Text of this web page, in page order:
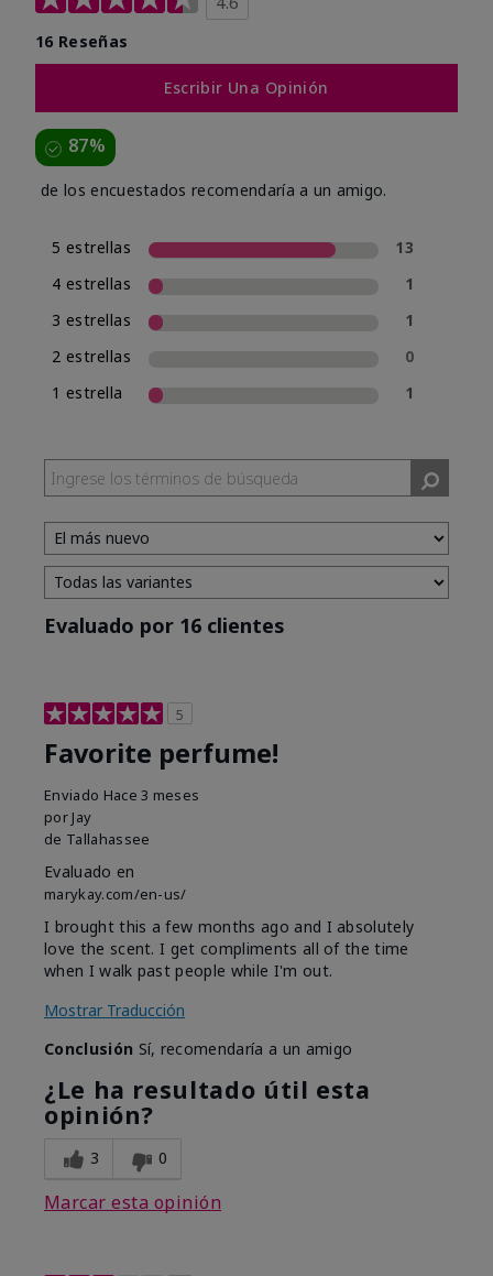
16 Reseñas
Escribir Una Opinión
87%
de los encuestados recomendaría a un amigo.
5 estrellas
13
4 estrellas
1
3 estrellas
1
2 estrellas
0
1 estrella
1
Evaluado por 16 clientes
5
Favorite perfume!
Enviado Hace 3 meses
por Jay
de Tallahassee
Evaluado en
marykay.com/en-us/
I brought this a few months ago and I absolutely
love the scent. I get compliments all of the time
when I walk past people while I'm out.
Mostrar Traducción
Conclusión Sí, recomendaría a un amigo
¿Le ha resultado útil esta
opinión?
3 0
Marcar esta opinión